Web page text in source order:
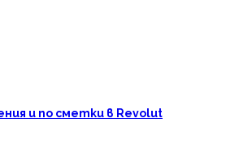
и по сметки в Revolut